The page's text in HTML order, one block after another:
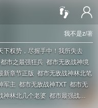
我不是z/著
下权势，尽握手中！我所失去
都市之最强狂兵 都市无敌战神境
新章节正版 都市无敌战神林北笔
军主 都市无敌战神TXT 都市无
神林北几个老婆 都市最强战